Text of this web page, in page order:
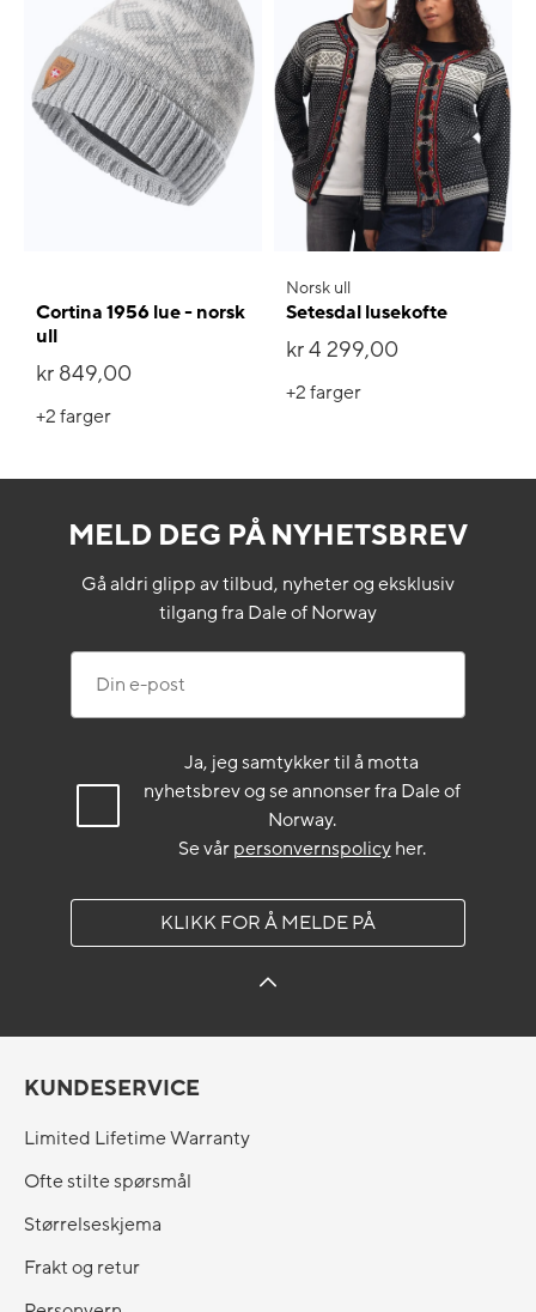
Cortina 1956 lue - norsk
ull
kr 849,00
+2farger
Norsk ull
Setesdal lusekofte
kr 4 299,00
+2farger
MELD DEG PÅ NYHETSBREV
Gå aldri glipp av tilbud, nyheter og eksklusiv
tilgang fra Dale of Norway
Ja, jeg samtykker til å motta
nyhetsbrev og se annonser fra Dale of
Norway.
Se vårpersonvernspolicyher.
KLIKK FOR Å MELDE PÅ
KUNDESERVICE
Limited Lifetime Warranty
Ofte stilte spørsmål
Størrelseskjema
Frakt og retur